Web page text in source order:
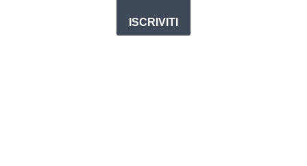
ISCRIVITI